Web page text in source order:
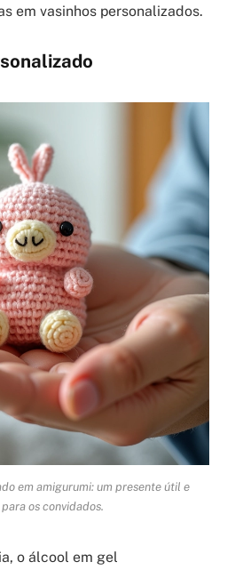
em vasinhos personalizados.
em amigurumi: um presente útil e
os convidados.
o álcool em gel